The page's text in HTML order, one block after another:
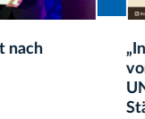
„In die
Städte